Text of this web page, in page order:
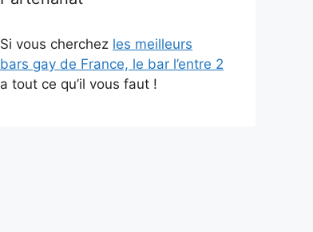
Si vous cherchez les meilleurs
bars gay de France, le bar l’entre 2
a tout ce qu’il vous faut !